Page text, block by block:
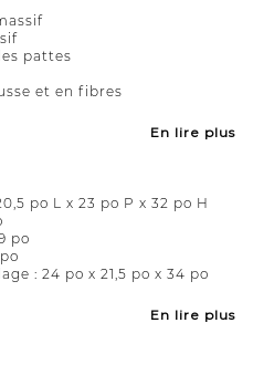
pattes
et en fibres
En lire plus
po L x 23 po P x 32 po H
po
: 24 po x 21,5 po x 34 po
En lire plus